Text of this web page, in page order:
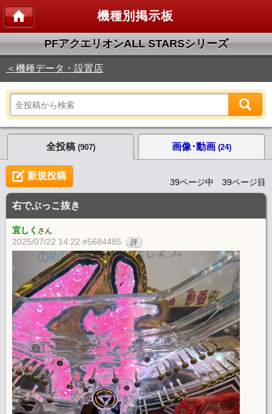
機種別掲示板
PFアクエリオンALL STARSシリーズ
＜機種データ・設置店
全投稿 (907) 画像･動画 (24)
新規投稿
39ページ中 39ページ目
右でぶっこ抜き
宜しく さん
2025/07/22 14:22 #5684485 評